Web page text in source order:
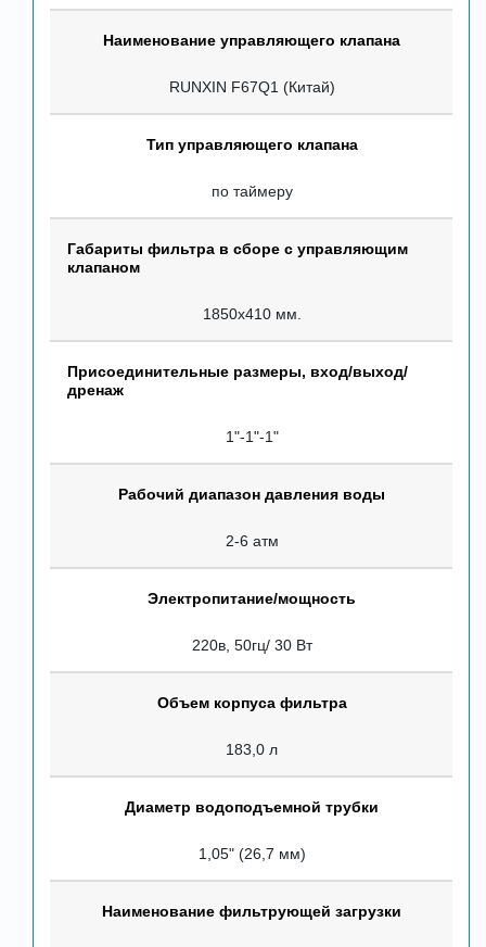
Наименование управляющего клапана
RUNXIN F67Q1 (Китай)
Тип управляющего клапана
по таймеру
Габариты фильтра в сборе с управляющим
клапаном
1850х410 мм.
Присоединительные размеры, вход/выход/
дренаж
1"-1"-1"
Рабочий диапазон давления воды
2-6 атм
Электропитание/мощность
220в, 50гц/ 30 Вт
Объем корпуса фильтра
183,0 л
Диаметр водоподъемной трубки
1,05" (26,7 мм)
Наименование фильтрующей загрузки